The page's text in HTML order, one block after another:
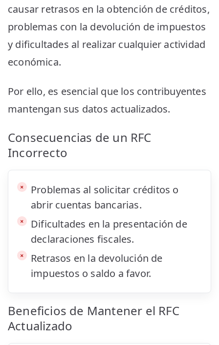
causar retrasos en la obtención de créditos,
problemas con la devolución de impuestos
y dificultades al realizar cualquier actividad
económica.
Por ello, es esencial que los contribuyentes
mantengan sus datos actualizados.
Consecuencias de un RFC
Incorrecto
Problemas al solicitar créditos o
abrir cuentas bancarias.
Dificultades en la presentación de
declaraciones fiscales.
Retrasos en la devolución de
impuestos o saldo a favor.
Beneficios de Mantener el RFC
Actualizado